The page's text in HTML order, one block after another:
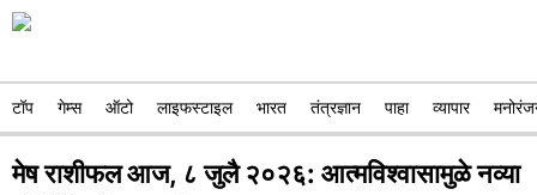
टॉप गेम्स ऑटो लाइफस्टाइल भारत तंत्रज्ञान पाहा व्यापार
मेष राशीफल आज, ८ जुलै २०२६: आत्मविश्वासामुळे नव्या